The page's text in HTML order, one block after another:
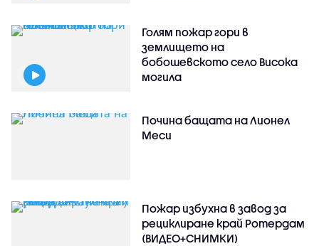
Голям пожар гори в
землището на
бобошевското село Висока
могила
Почина бащата на Лионел
Меси
Пожар избухна в завод за
рециклиране край Ротердам
(ВИДЕО+СНИМКИ)